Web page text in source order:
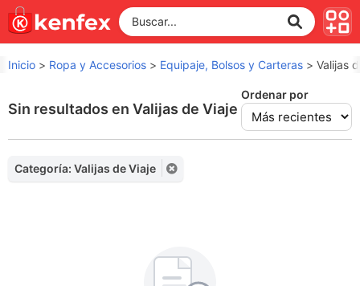
Inicio > Ropa y Accesorios > Equipaje, Bolsos y Carteras > Valijas
Sin resultados en Valijas de Viaje
Ordenar por
Categoría: Valijas de Viaje